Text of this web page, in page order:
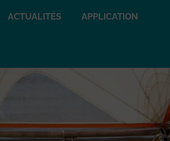
ACTUALITÉS APPLICATION